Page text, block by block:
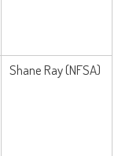
Shane Ray (NFSA)